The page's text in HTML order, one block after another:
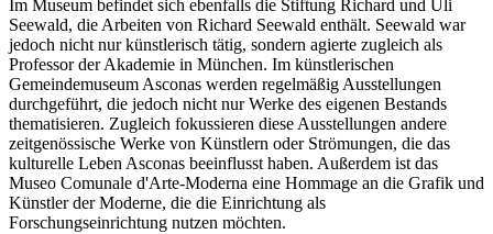
Im Museum befindet sich ebenfalls die Stiftung Richard und Uli
Seewald, die Arbeiten von Richard Seewald enthält. Seewald war
jedoch nicht nur künstlerisch tätig, sondern agierte zugleich als
Professor der Akademie in München. Im künstlerischen
Gemeindemuseum Asconas werden regelmäßig Ausstellungen
durchgeführt, die jedoch nicht nur Werke des eigenen Bestands
thematisieren. Zugleich fokussieren diese Ausstellungen andere
zeitgenössische Werke von Künstlern oder Strömungen, die das
kulturelle Leben Asconas beeinflusst haben. Außerdem ist das
Museo Comunale d'Arte-Moderna eine Hommage an die Grafik und
Künstler der Moderne, die die Einrichtung als
Forschungseinrichtung nutzen möchten.